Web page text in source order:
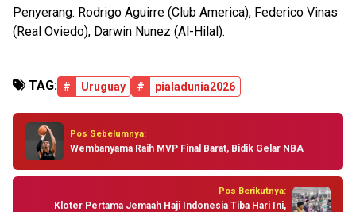
Penyerang: Rodrigo Aguirre (Club America), Federico Vinas
(Real Oviedo), Darwin Nunez (Al-Hilal).
TAG: # Uruguay # pialadunia2026
Pos Sebelumnya:
Wembanyama Raih MVP Final Barat, Bidik Gelar NBA
Pos Berikutnya:
Kloter Pertama Jemaah Haji Indonesia Tiba Hari Ini,